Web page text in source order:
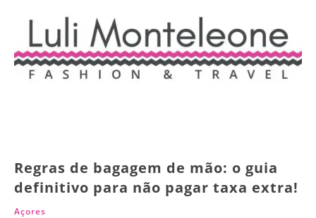
Regras de bagagem de mão: o guia
definitivo para não pagar taxa extra!
Açores